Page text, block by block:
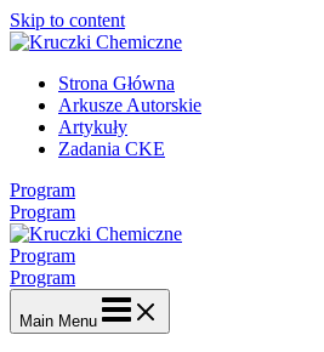
Skip to content
Strona Główna
Arkusze Autorskie
Artykuły
Zadania CKE
Program
Program
Program
Program
Main Menu